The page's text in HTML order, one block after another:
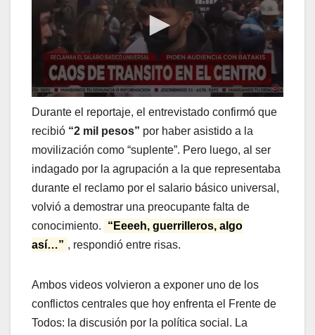
Durante el reportaje, el entrevistado confirmó que
recibió “2 mil pesos” por haber asistido a la
movilización como “suplente”. Pero luego, al ser
indagado por la agrupación a la que representaba
durante el reclamo por el salario básico universal,
volvió a demostrar una preocupante falta de
conocimiento.
“Eeeeh, guerrilleros, algo
así…” , respondió entre risas.
Ambos videos volvieron a exponer uno de los
conflictos centrales que hoy enfrenta el Frente de
Todos: la discusión por la política social. La